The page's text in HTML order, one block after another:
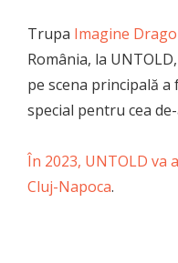
Trupa Imagine
România, la
pe scena principală
special pentru cea
În 2023, UNTOLD va
Cluj-Napoca.